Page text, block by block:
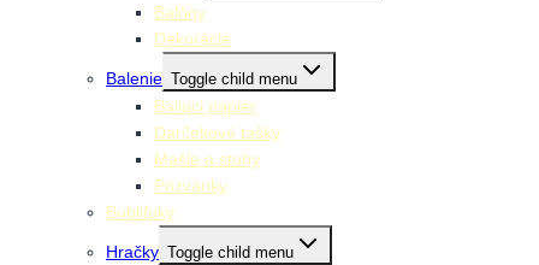
Balóny
Dekorácie
Balenie Toggle child menu
Baliaci papier
Darčekové tašky
Mašle a stuhy
Pozvánky
Bublifuky
Hračky Toggle child menu